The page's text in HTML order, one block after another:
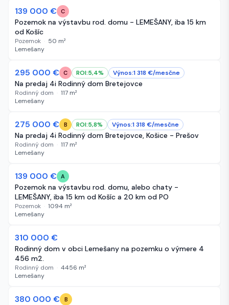
62 dní
139 000 € C
Pozemok na výstavbu rod. domu - LEMEŠANY, iba 15 km
od Košíc
Pozemok · 50 m²
Lemešany
62 dní
295 000 € C ROI:5,4% Výnos:1 318 €/mesčne
Na predaj 4i Rodinný dom Bretejovce
Rodinný dom · 117 m²
Lemešany
62 dní
275 000 € B ROI:5,8% Výnos:1 318 €/mesčne
Na predaj 4i Rodinný dom Bretejovce, Košice - Prešov
Rodinný dom · 117 m²
Lemešany
68 dní
139 000 € A
Pozemok na výstavbu rod. domu, alebo chaty -
LEMEŠANY, iba 15 km od Košíc a 20 km od PO
Pozemok · 1094 m²
Lemešany
68 dní
-140 000 €
310 000 €
Rodinný dom v obci Lemešany na pozemku o výmere 4
456 m2.
Rodinný dom · 4456 m²
Lemešany
102 dní
380 000 € B